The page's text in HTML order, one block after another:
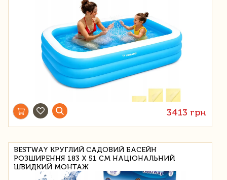
3413 грн
BESTWAY КРУГЛИЙ САДОВИЙ БАСЕЙН
РОЗШИРЕННЯ 183 X 51 СМ НАЦІОНАЛЬНИЙ
ШВИДКИЙ МОНТАЖ